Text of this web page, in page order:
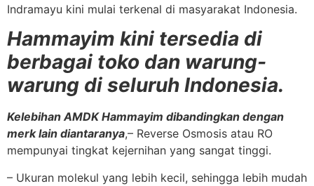
Indramayu kini mulai terkenal di masyarakat Indonesia.
Hammayim kini tersedia di
berbagai toko dan warung-
warung di seluruh Indonesia.
Kelebihan AMDK Hammayim dibandingkan dengan
merk lain diantaranya,– Reverse Osmosis atau RO
mempunyai tingkat kejernihan yang sangat tinggi.
– Ukuran molekul yang lebih kecil, sehingga lebih mudah